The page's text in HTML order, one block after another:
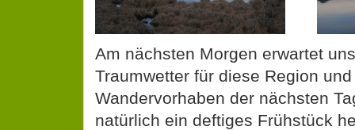
Am nächsten Morgen erwartet
Traumwetter für diese Region
Wandervorhaben der nächsten
natürlich ein deftiges Frühstück